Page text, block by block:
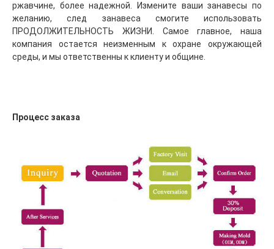
ржавчине, более надежной. Измените ваши занавесы по
желанию, след занавеса смогите использовать
ПРОДОЛЖИТЕЛЬНОСТЬ ЖИЗНИ. Самое главное, наша
компания остается неизменным к охране окружающей
среды, и мы ответственны к клиенту и общине.
Процесс заказа